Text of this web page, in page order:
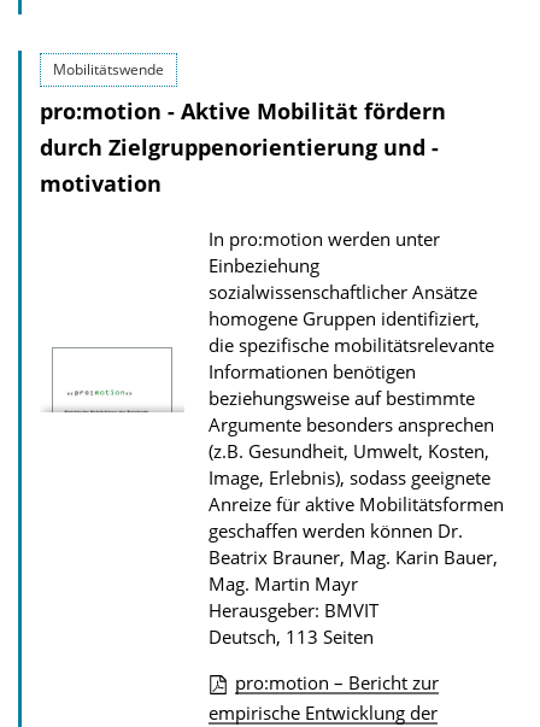
o
a
z
u
r
P
u
b
l
i
k
a
t
i
n
Mobilitätswende
pro:motion - Aktive Mobilität fördern
durch Zielgruppenorientierung und -
motivation
In pro:motion werden unter
Einbeziehung
sozialwissenschaftlicher Ansätze
homogene Gruppen identifiziert,
die spezifische mobilitätsrelevante
Informationen benötigen
beziehungsweise auf bestimmte
Argumente besonders ansprechen
(z.B. Gesundheit, Umwelt, Kosten,
Image, Erlebnis), sodass geeignete
Anreize für aktive Mobilitätsformen
geschaffen werden können Dr.
Beatrix Brauner, Mag. Karin Bauer,
Mag. Martin Mayr
Herausgeber: BMVIT
Deutsch, 113 Seiten
D
pro:motion – Bericht zur
empirische Entwicklung der